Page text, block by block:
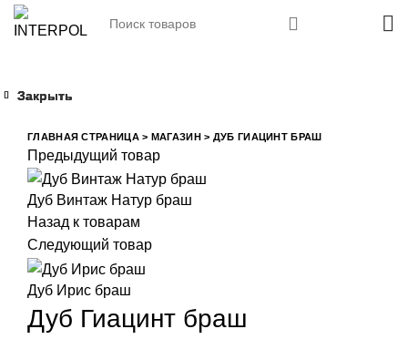
ГЛАВНАЯ СТРАНИЦА> МАГАЗИН> ДУБ ГИАЦИНТ БРАШ
Предыдущий товар
Дуб Винтаж Натур браш
Назад к товарам
Следующий товар
Дуб Ирис браш
Дуб Гиацинт браш
Закрыть
Закрыть
Закрыть
Закрыть